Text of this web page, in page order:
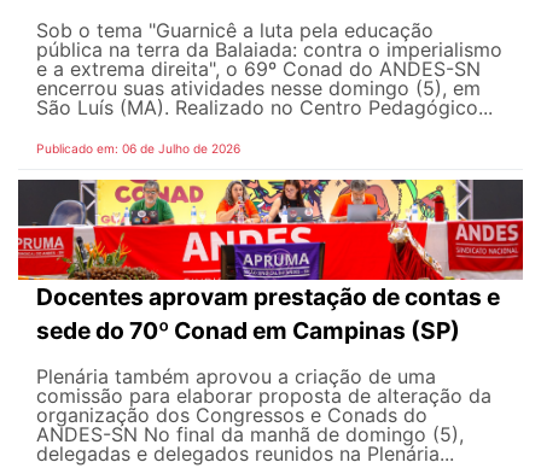
Sob o tema "Guarnicê a luta pela educação
pública na terra da Balaiada: contra o imperialismo
e a extrema direita", o 69º Conad do ANDES-SN
encerrou suas atividades nesse domingo (5), em
São Luís (MA). Realizado no Centro Pedagógico...
Publicado em: 06 de Julho de 2026
Docentes aprovam prestação de contas e
sede do 70º Conad em Campinas (SP)
Plenária também aprovou a criação de uma
comissão para elaborar proposta de alteração da
organização dos Congressos e Conads do
ANDES-SN No final da manhã de domingo (5),
delegadas e delegados reunidos na Plenária...